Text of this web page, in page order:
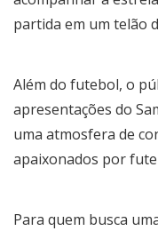
partida em um telão
Além do futebol, o
apresentações do
uma atmosfera de
apaixonados por
Para quem busca